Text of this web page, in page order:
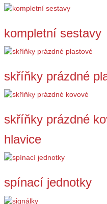
kompletní sestavy
skříňky prázdné
skříňky prázdné
hlavice
spínací jednotky